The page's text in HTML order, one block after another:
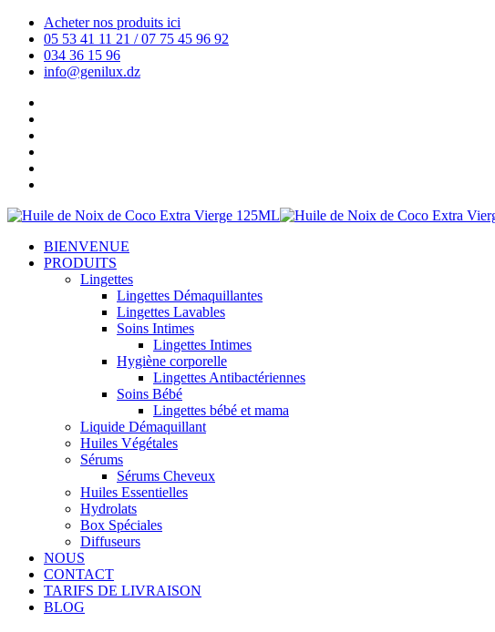
Acheter nos produits ici
05 53 41 11 21 / 07 75 45 96 92
034 36 15 96
info@genilux.dz
BIENVENUE
PRODUITS
Lingettes
Lingettes Démaquillantes
Lingettes Lavables
Soins Intimes
Lingettes Intimes
Hygiène corporelle
Lingettes Antibactériennes
Soins Bébé
Lingettes bébé et mama
Liquide Démaquillant
Huiles Végétales
Sérums
Sérums Cheveux
Huiles Essentielles
Hydrolats
Box Spéciales
Diffuseurs
NOUS
CONTACT
TARIFS DE LIVRAISON
BLOG